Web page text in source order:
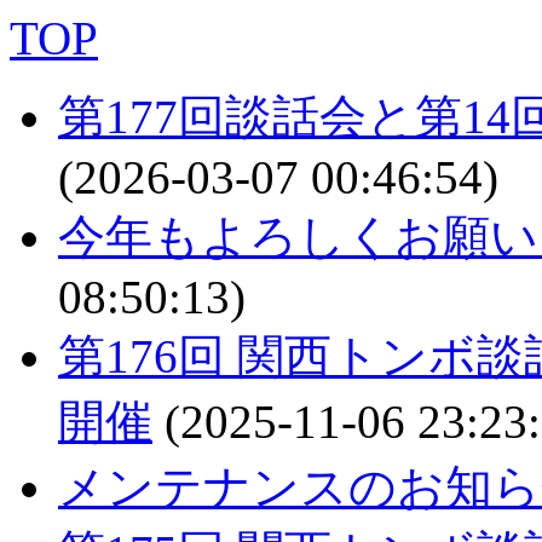
TOP
第177回談話会と第14
(2026-03-07 00:46:54)
今年もよろしくお願
08:50:13)
第176回 関西トンボ談
開催 (2025-11-06
メンテナンスのお知